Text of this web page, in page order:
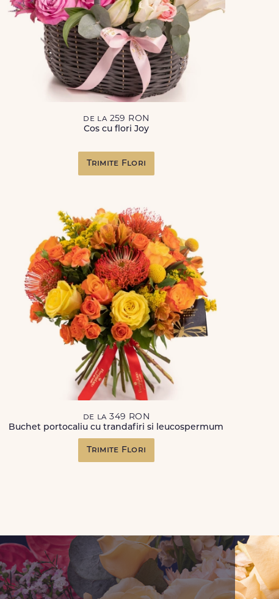
de la 259 RON
Cos cu flori Joy
Trimite Flori
de la 349 RON
Buchet portocaliu cu trandafiri si leucospermum
Trimite Flori